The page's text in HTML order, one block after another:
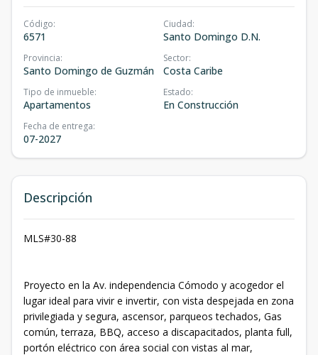
Código:
6571
Ciudad:
Santo Domingo D.N.
Provincia:
Santo Domingo de Guzmán
Sector:
Costa Caribe
Tipo de inmueble:
Apartamentos
Estado:
En Construcción
Fecha de entrega:
07-2027
Descripción
MLS#30-88
Proyecto en la Av. independencia Cómodo y acogedor el
lugar ideal para vivir e invertir, con vista despejada en zona
privilegiada y segura, ascensor, parqueos techados, Gas
común, terraza, BBQ, acceso a discapacitados, planta full,
portón eléctrico con área social con vistas al mar,